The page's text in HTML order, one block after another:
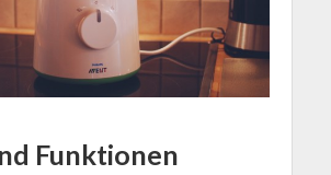
Funktionen